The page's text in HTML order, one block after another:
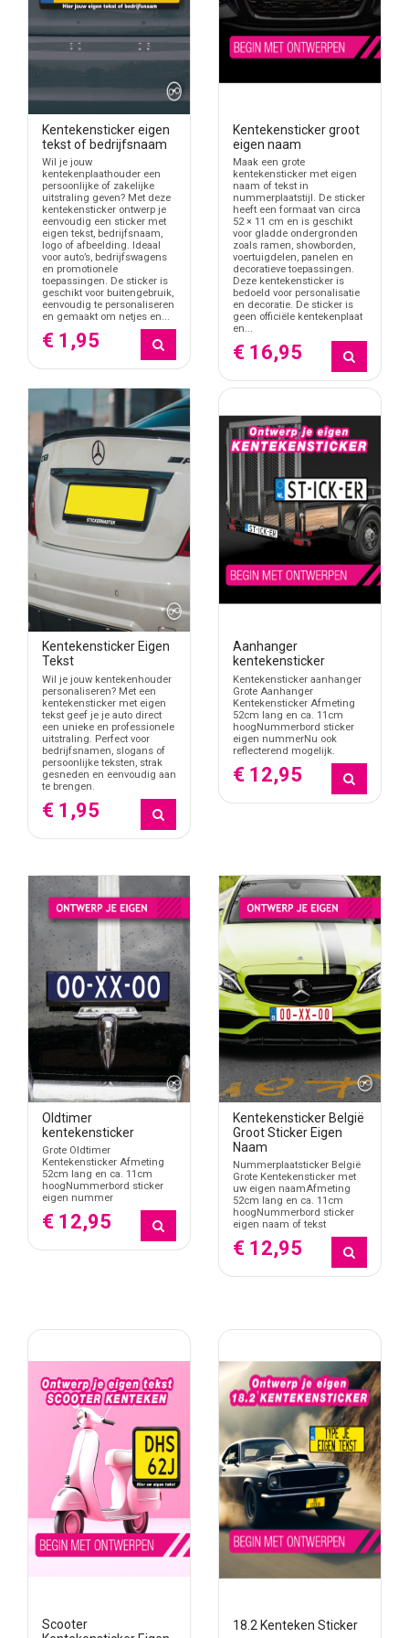
Kentekensticker eigen
tekst of bedrijfsnaam
Wil je jouw
kentekenplaathouder een
persoonlijke of zakelijke
uitstraling geven? Met deze
kentekensticker ontwerp je
eenvoudig een sticker met
eigen tekst, bedrijfsnaam,
logo of afbeelding. Ideaal
voor auto’s, bedrijfswagens
en promotionele
toepassingen. De sticker is
geschikt voor buitengebruik,
eenvoudig te personaliseren
en gemaakt om netjes en...
€ 1,95
Kentekensticker groot
eigen naam
Maak een grote
kentekensticker met eigen
naam of tekst in
nummerplaatstijl. De sticker
heeft een formaat van circa
52 × 11 cm en is geschikt
voor gladde ondergronden
zoals ramen, showborden,
voertuigdelen, panelen en
decoratieve toepassingen.
Deze kentekensticker is
bedoeld voor personalisatie
en decoratie. De sticker is
geen officiële kentekenplaat
en...
€ 16,95
Kentekensticker Eigen
Tekst
Wil je jouw kentekenhouder
personaliseren? Met een
kentekensticker met eigen
tekst geef je je auto direct
een unieke en professionele
uitstraling. Perfect voor
bedrijfsnamen, slogans of
persoonlijke teksten, strak
gesneden en eenvoudig aan
te brengen.
€ 1,95
Aanhanger
kentekensticker
Kentekensticker aanhanger
Grote Aanhanger
Kentekensticker Afmeting
52cm lang en ca. 11cm
hoogNummerbord sticker
eigen nummerNu ook
reflecterend mogelijk.
€ 12,95
Oldtimer
kentekensticker
Grote Oldtimer
Kentekensticker Afmeting
52cm lang en ca. 11cm
hoogNummerbord sticker
eigen nummer
€ 12,95
Kentekensticker België
Groot Sticker Eigen
Naam
Nummerplaatsticker België
Grote Kentekensticker met
uw eigen naamAfmeting
52cm lang en ca. 11cm
hoogNummerbord sticker
eigen naam of tekst
€ 12,95
Scooter
18.2 Kenteken Sticker